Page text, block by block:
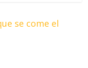
se come el